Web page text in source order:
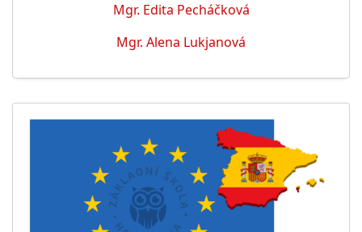
Mgr. Edita Pecháčková
Mgr. Alena Lukjanová